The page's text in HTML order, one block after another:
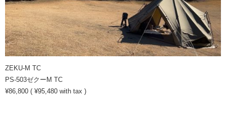
ZEKU-M TC
PS-503ゼクーM TC
¥86,800 ( ¥95,480 with tax )